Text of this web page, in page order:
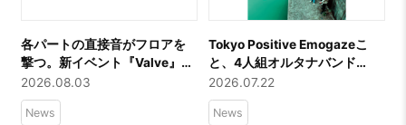
各パートの直接音がフロアを
撃つ。新イベント『Valve』始
動！10/10(土) 下北沢
DaisyBarにて第1回公演開催
2026.08.03
News
Tokyo Positive Emogazeこ
と、4人組オルタナバンド
Forbearが新作EPをリリース！
GleemerのCorey Coffmanが
マスタリングを担当！
2026.07.22
News